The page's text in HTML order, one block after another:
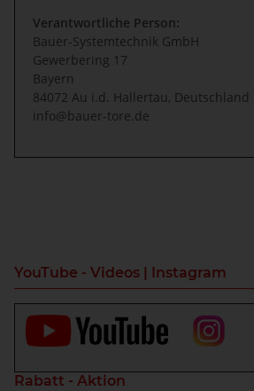
Verantwortliche Person:
Bauer-Systemtechnik GmbH
Gewerbering 17
Bayern
84072 Au i.d. Hallertau, Deutschland
info@bauer-tore.de
YouTube - Videos | Instagram
Rabatt - Aktion